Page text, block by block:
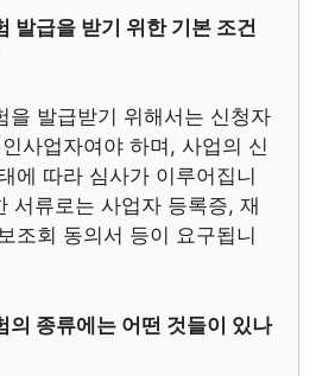
발급을 받기 위한 기본 조건
을 발급받기 위해서는 신청자
사업자여야 하며, 사업의 신
에 따라 심사가 이루어집니
서류로는 사업자 등록증, 재
조회 동의서 등이 요구됩니
의 종류에는 어떤 것들이 있나